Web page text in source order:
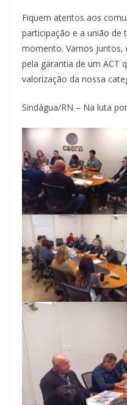
Fiquem atentos aos
participação e a união de
momento. Vamos juntos,
pela garantia de um ACT
valorização da nossa
Sindágua/RN – Na luta